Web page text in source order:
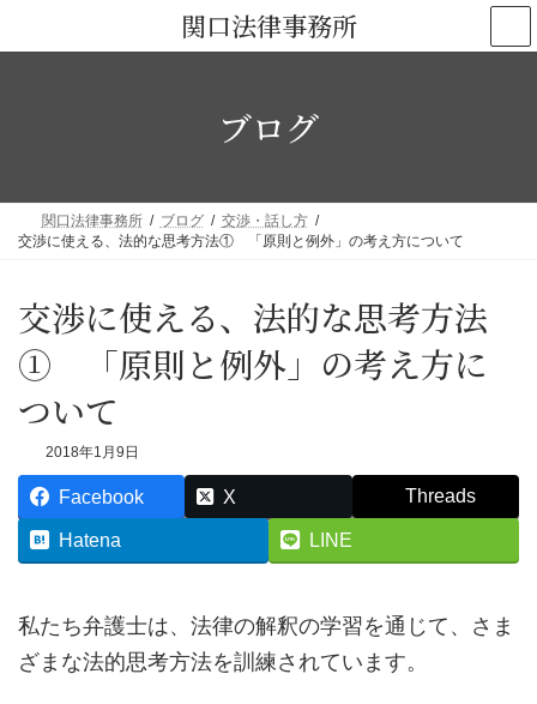
ッ
移
関口法律事務所
ブログ
関口法律事務所 ブログ
交渉・話し方
交渉に使える、法的な思考方法① 「原則と例外」の考え方について
交渉に使える、法的な思考方法
① 「原則と例外」の考え方に
ついて
2018年1月9日
Facebook X Threads
Hatena LINE
私たち弁護士は、法律の解釈の学習を通じて、さま
ざまな法的思考方法を訓練されています。